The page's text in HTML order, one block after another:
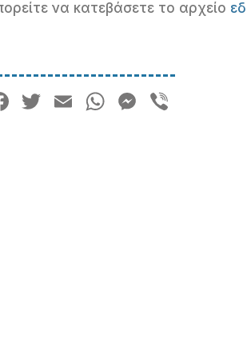
να κατεβάσετε το αρχείο
Facebook
Twitter
EmailWhatsApp